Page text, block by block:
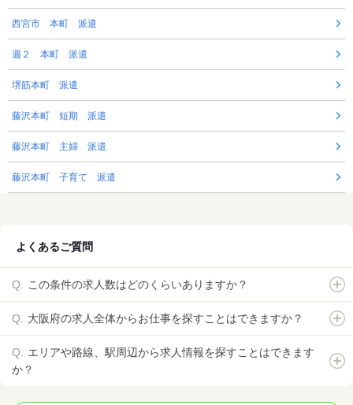
西宮市 本町 派遣
週２ 本町 派遣
堺筋本町 派遣
藤沢本町 短期 派遣
藤沢本町 主婦 派遣
藤沢本町 子育て 派遣
よくあるご質問
この条件の求人数はどのくらいありますか？
大阪府の求人全体からお仕事を探すことはできますか？
エリアや路線、駅周辺から求人情報を探すことはできます
か？